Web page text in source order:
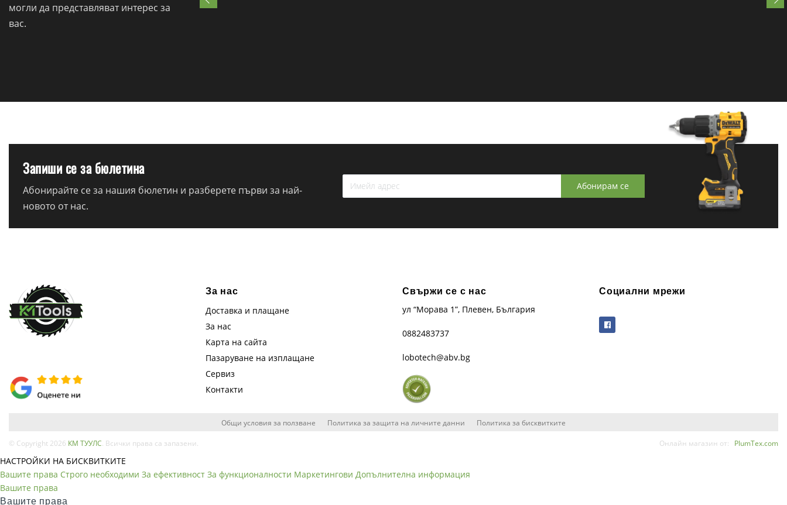
могли да представляват интерес за
вас.
Запиши се за бюлетина
Абонирайте се за нашия бюлетин и разберете първи за най-
новото от нас.
Абонирам се
За нас
Доставка и плащане
За нас
Карта на сайта
Пазаруване на изплащане
Сервиз
Контакти
Свържи се с нас
ул “Морава 1”, Плевен, България
0882483737
lobotech@abv.bg
Социални мрежи
Общи условия за ползване Политика за защита на личните данни Политика за бисквитките
© Copyright 2026 КМ ТУУЛС . Всички права са запазени. Онлайн магазин от: PlumTex.com
НАСТРОЙКИ НА БИСКВИТКИТЕ
Вашите права Строго необходими За ефективност За функционалности Маркетингови Допълнителна информация
Вашите права
Вашите права